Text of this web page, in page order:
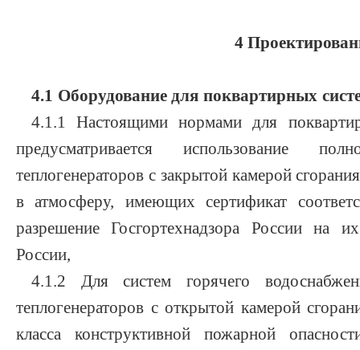
4
4.1 Оборудование для поквартирных
4.1.1 Настоящими нормами для
предусматривается использование
теплогенераторов с закрытой камерой
в атмосферу, имеющих сертификат
разрешение Госгортехнадзора России на
России,
4.1.2 Для систем горячего
теплогенераторов с открытой камерой
класса конструктивной пожарной